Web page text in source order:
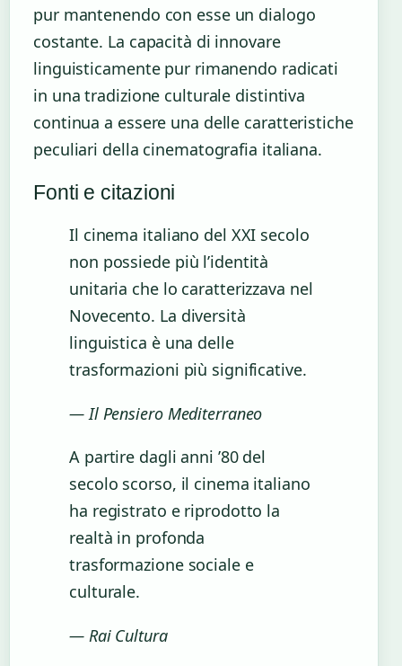
pur mantenendo con esse un dialogo
costante. La capacità di innovare
linguisticamente pur rimanendo radicati
in una tradizione culturale distintiva
continua a essere una delle caratteristiche
peculiari della cinematografia italiana.
Fonti e citazioni
Il cinema italiano del XXI secolo
non possiede più l’identità
unitaria che lo caratterizzava nel
Novecento. La diversità
linguistica è una delle
trasformazioni più significative.
— Il Pensiero Mediterraneo
A partire dagli anni ’80 del
secolo scorso, il cinema italiano
ha registrato e riprodotto la
realtà in profonda
trasformazione sociale e
culturale.
— Rai Cultura